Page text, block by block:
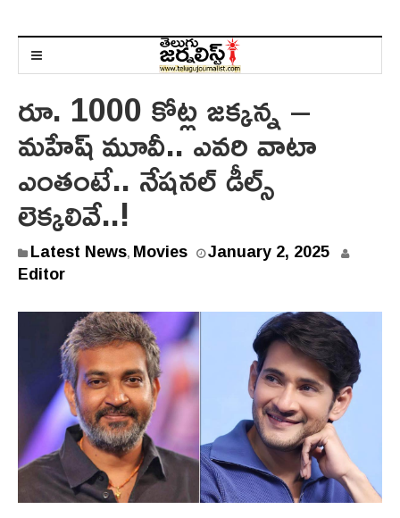
రూ. 1000 కోట్ల జక్కన్న –
మహేష్ మూవీ.. ఎవ‌రి వాటా
ఎంతంటే.. నేషనల్ డీల్స్
లెక్క‌లివే..!
Latest News, Movies January 2, 2025
Editor